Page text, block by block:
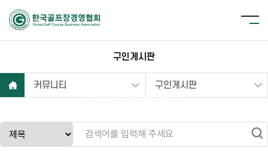
구인게시판
2025년 이전 데이터보기
커뮤니티 구인게시판